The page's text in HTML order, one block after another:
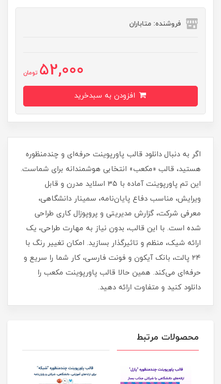
فروشنده: متاباران
52,000 تومان
اگر به دنبال دانلود قالب پاورپوینت حرفه‌ای و چندمنظوره
هستید، قالب «مکعب» انتخابی هوشمندانه برای شماست.
این تم پاورپوینت آماده با ۳۵ اسلاید مدرن و قابل
ویرایش، مناسب دفاع پایان‌نامه، سمینار دانشگاهی،
معرفی شرکت، گزارش مدیریتی و پروپوزال کاری طراحی
شده است. با این قالب، بدون نیاز به مهارت طراحی، یک
ارائه شیک، منظم و تاثیرگذار بسازید. امکان تغییر رنگ با
۲۴ پالت، بانک آیکون و فونت فارسی، کار شما را سریع و
حرفه‌ای می‌کند. همین حالا قالب پاورپوینت مکعب را
دانلود کنید و متفاوت ارائه دهید.
محصولات مرتبط